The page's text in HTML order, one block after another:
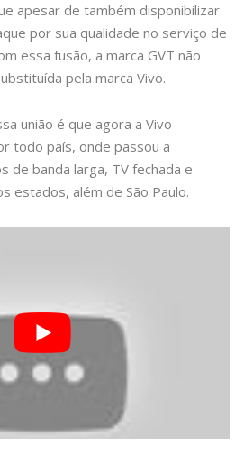
apesar de também disponibilizar
por sua qualidade no serviço de
essa fusão, a marca GVT não
pela marca Vivo.
união é que agora a Vivo
todo país, onde passou a
de banda larga, TV fechada e
estados, além de São Paulo.